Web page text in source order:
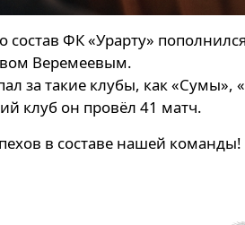
ФК «Урарту»
Веремеевым.
за такие клубы, как «Сумы»,
клуб он провёл 41 матч.
в составе нашей команды!